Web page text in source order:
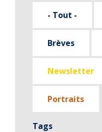
- Tout -
Brèves
Newsletter
Portraits
Tags